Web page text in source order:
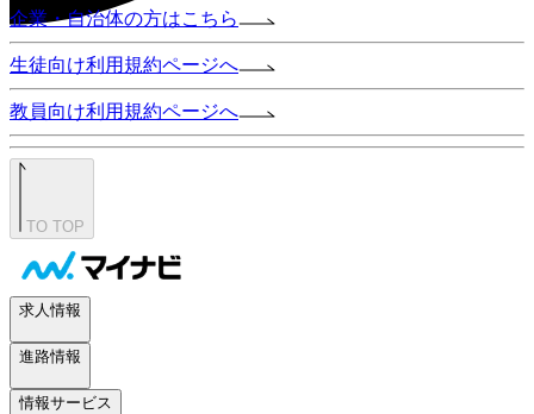
企業・自治体の方はこちら
生徒向け利用規約ページへ
教員向け利用規約ページへ
TO TOP
求人情報
進路情報
情報サービス